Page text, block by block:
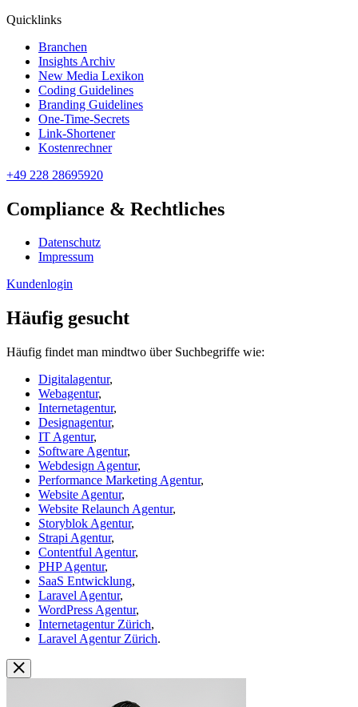
Quicklinks
Branchen
Insights Archiv
New Media Lexikon
Coding Guidelines
Branding Guidelines
One-Time-Secrets
Link-Shortener
Kostenrechner
+49 228 28695920
Compliance & Rechtliches
Datenschutz
Impressum
Kundenlogin
Häufig gesucht
Häufig findet man mindtwo über Suchbegriffe wie:
Digitalagentur,
Webagentur,
Internetagentur,
Designagentur,
IT Agentur,
Software Agentur,
Webdesign Agentur,
Performance Marketing Agentur,
Website Agentur,
Website Relaunch Agentur,
Storyblok Agentur,
Strapi Agentur,
Contentful Agentur,
PHP Agentur,
SaaS Entwicklung,
Laravel Agentur,
WordPress Agentur,
Internetagentur Zürich,
Laravel Agentur Zürich.